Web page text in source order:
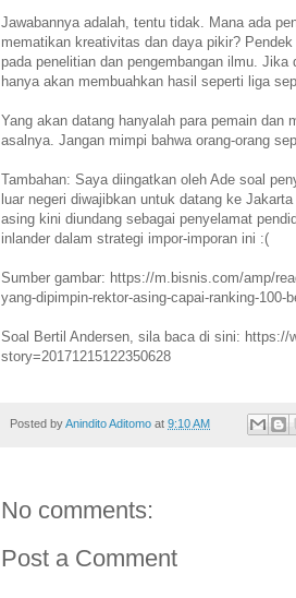
Jawabannya adalah, tentu tidak. Mana ada
mematikan kreativitas dan daya pikir?
pada penelitian dan pengembangan ilmu.
hanya akan membuahkan hasil seperti liga
Yang akan datang hanyalah para pemain dan
asalnya. Jangan mimpi bahwa orang-orang
Tambahan: Saya diingatkan oleh Ade soal
luar negeri diwajibkan untuk datang ke
asing kini diundang sebagai penyelamat
inlander dalam strategi impor-imporan ini :(
Sumber gambar: https://m.bisnis.com/amp/
yang-dipimpin-rektor-asing-capai-ranking-100-
Soal Bertil Andersen, sila baca di sini: https://
story=20171215122350628
Posted byAnindito Aditomo at 9:10 AM
No comments:
Post a Comment